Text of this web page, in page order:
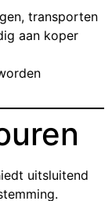
transporten
aan koper
uitsluitend